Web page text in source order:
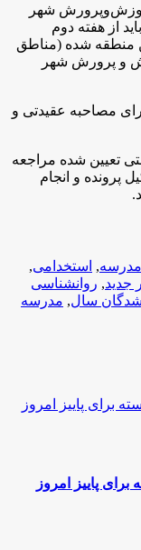
شهر
از هفته دوم
تا ۱۵ اردیبهشت ۹۶) تعیین منطقه شده (مناطق
و پرورش شهر
مصاحبه عقیدتی و
تعیین شده مراجعه
پرونده و انجام
مدرسه, استخدامی,
جدید, روانشناسی
شدگان سال, مدرسه
پاییز امروز